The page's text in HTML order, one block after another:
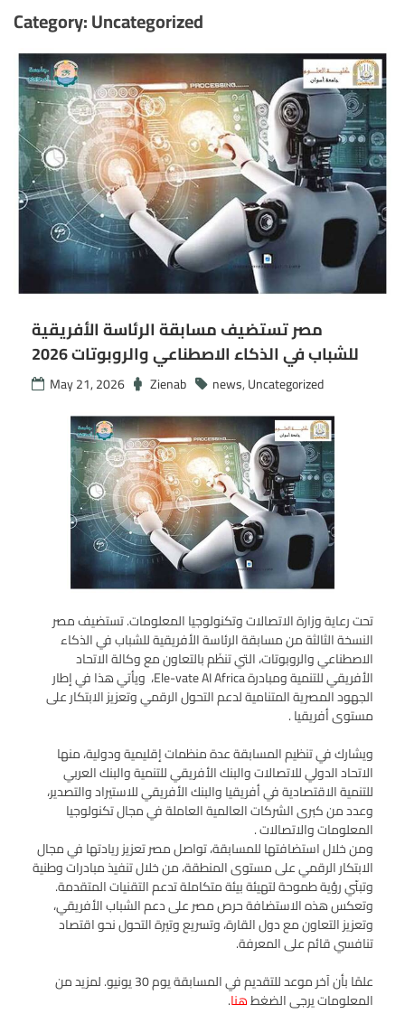
Category:Uncategorized
مصر تستضيف مسابقة الرئاسة الأفريقية
للشباب في الذكاء الاصطناعي والروبوتات 2026
May 21, 2026 Zienab news,Uncategorized
تحت رعاية وزارة الاتصالات وتكنولوجيا المعلومات. تستضيف مصر
النسخة الثالثة من مسابقة الرئاسة الأفريقية للشباب في الذكاء
الاصطناعي والروبوتات، التي تنظَم بالتعاون مع وكالة الاتحاد
الأفريقي للتنمية ومبادرة Ele-vate AI Africa، ويأتي هذا في إطار
الجهود المصرية المتنامية لدعم التحول الرقمي وتعزيز الابتكار على
مستوى أفريقيا .
ويشارك في تنظيم المسابقة عدة منظمات إقليمية ودولية، منها
الاتحاد الدولي للاتصالات والبنك الأفريقي للتنمية والبنك العربي
للتنمية الاقتصادية في أفريقيا والبنك الأفريقي للاستيراد والتصدير،
وعدد من كبرى الشركات العالمية العاملة في مجال تكنولوجيا
المعلومات والاتصالات .
ومن خلال استضافتها للمسابقة، تواصل مصر تعزيز ريادتها في مجال
الابتكار الرقمي على مستوى المنطقة، من خلال تنفيذ مبادرات وطنية
وتبنّي رؤية طموحة لتهيئة بيئة متكاملة تدعم التقنيات المتقدمة.
وتعكس هذه الاستضافة حرص مصر على دعم الشباب الأفريقي،
وتعزيز التعاون مع دول القارة، وتسريع وتيرة التحول نحو اقتصاد
تنافسي قائم على المعرفة.
علمًا بأن آخر موعد للتقديم في المسابقة يوم 30 يونيو. لمزيد من
المعلومات يرجى الضغطهنا.